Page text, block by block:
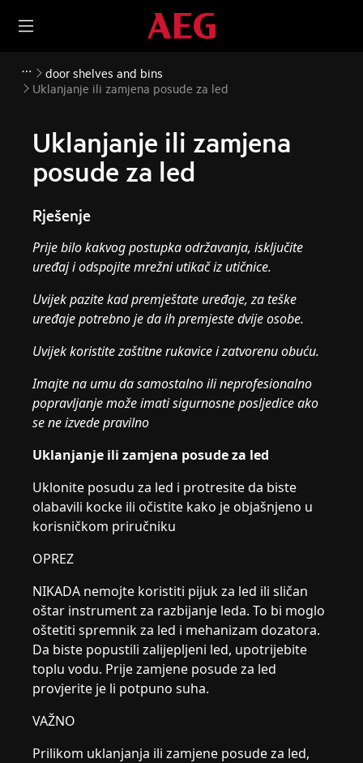
door shelves and bins
Uklanjanje ili zamjena posude za led
Uklanjanje ili zamjena
posude za led
Rješenje
Prije bilo kakvog postupka održavanja, isključite
uređaj i odspojite mrežni utikač iz utičnice.
Uvijek pazite kad premještate uređaje, za teške
uređaje potrebno je da ih premjeste dvije osobe.
Uvijek koristite zaštitne rukavice i zatvorenu obuću.
Imajte na umu da samostalno ili neprofesionalno
popravljanje može imati sigurnosne posljedice ako
se ne izvede pravilno
Uklanjanje ili zamjena posude za led
Uklonite posudu za led i protresite da biste
olabavili kocke ili očistite kako je objašnjeno u
korisničkom priručniku
OPREZ
NIKADA nemojte koristiti pijuk za led ili sličan
oštar instrument za razbijanje leda. To bi moglo
oštetiti spremnik za led i mehanizam dozatora.
Da biste popustili zalijepljeni led, upotrijebite
toplu vodu. Prije zamjene posude za led
provjerite je li potpuno suha.
VAŽNO
Prilikom uklanjanja ili zamjene posude za led,